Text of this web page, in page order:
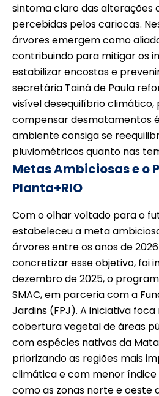
sintoma claro das alterações
percebidas pelos cariocas.
árvores emergem como
contribuindo para mitigar os
estabilizar encostas e
secretária Tainá de Paula
visível desequilíbrio
compensar desmatamentos
ambiente consiga se
pluviométricos quanto nas
Metas Ambiciosas e o
Planta+RIO
Com o olhar voltado para o
estabeleceu a meta
árvores entre os anos de
concretizar esse objetivo, foi
dezembro de 2025, o
SMAC, em parceria com a
Jardins (FPJ). A iniciativa
cobertura vegetal de áreas
com espécies nativas da
priorizando as regiões mais
climática e com menor índice
como as zonas norte e oeste